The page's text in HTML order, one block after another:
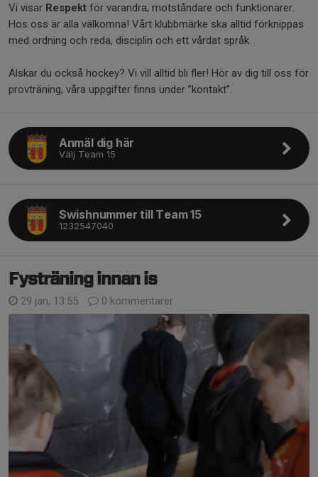
Vi visar Respekt för varandra, motståndare och funktionärer.
Hos oss är alla välkomna! Vårt klubbmärke ska alltid förknippas
med ordning och reda, disciplin och ett vårdat språk.
Älskar du också hockey? Vi vill alltid bli fler! Hör av dig till oss för
provträning, våra uppgifter finns under ”kontakt”.
Anmäl dig här
Välj Team 15
Swishnummer till Team 15
1232547040
Fysträning innan is
29 jan, 13:55 0 kommentarer